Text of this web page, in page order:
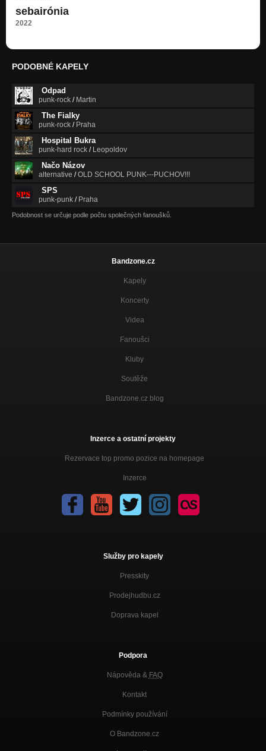
sebairónia
2022
PODOBNÉ KAPELY
Odpad
punk-rock / Martin
The Fialky
punk-rock / Praha
Hospital Bukra
punk-hard rock / Leopoldov
Načo Názov
alternative /OLD SCHOOL PUNK---PUCHOV!!!
SPS
punk-punk / Praha
Podobnost se určuje podle počtu společných fanoušků.
Bandzone.cz
Kapely
Koncerty
Videa
Fanoušci
Kluby
Soutěže
Bandzone.cz blog
Inzerce a ostatní projekty
Rezervace top promo pozice na homepage
Inzerce
Služby pro kapely
Presskity
Prodejhudbu.cz
Doprava kapel
Podpora
Nápověda & FAQ
Kontakt
Podmínky používání
O Bandzone.cz